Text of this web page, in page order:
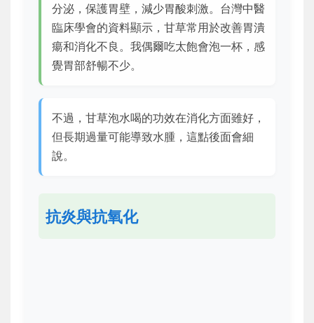
分泌，保護胃壁，減少胃酸刺激。台灣中醫
臨床學會的資料顯示，甘草常用於改善胃潰
瘍和消化不良。我偶爾吃太飽會泡一杯，感
覺胃部舒暢不少。
不過，甘草泡水喝的功效在消化方面雖好，
但長期過量可能導致水腫，這點後面會細
說。
抗炎與抗氧化